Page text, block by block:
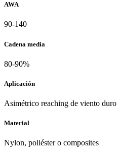
AWA
90-140
Cadena media
80-90%
Aplicación
Asimétrico reaching de viento duro
Material
Nylon, poliéster o composites